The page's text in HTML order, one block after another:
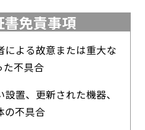
書免責事項
による故意または重大な
た不具合
置、更新された機器、
の不具合